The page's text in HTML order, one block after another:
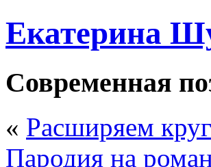
Екатерина
Современная
« Расширяем
Пародия на